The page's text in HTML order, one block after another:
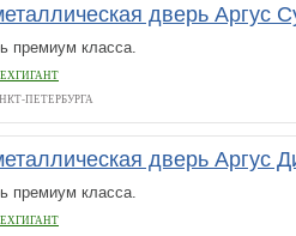
дверь Аргус
премиум класса.
ПЕТЕРБУРГА
дверь Аргус
премиум класса.